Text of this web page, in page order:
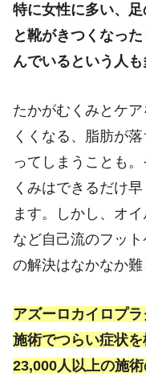
特に女性に多い、
と靴がきつくなっ
んでいるという人も
たかがむくみとケ
くくなる、脂肪が
ってしまうことも
くみはできるだけ
ます。しかし、オ
など自己流のフッ
の解決はなかなか難
アズーロカイロプ
施術でつらい症状を
23,000人以上の施